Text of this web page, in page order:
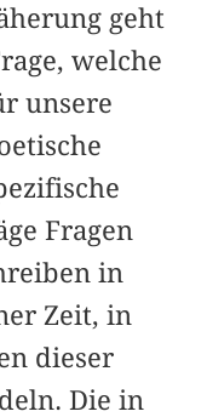
geht
welche
unsere
Fragen
in
Zeit, in
dieser
Die in